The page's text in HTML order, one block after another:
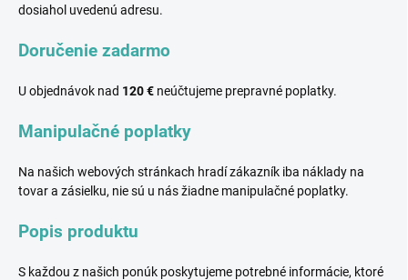
dosiahol uvedenú adresu.
Doručenie zadarmo
U objednávok nad 120€ neúčtujeme prepravné poplatky.
Manipulačné poplatky
Na našich webových stránkach hradí zákazník iba náklady na
tovar a zásielku, nie sú u nás žiadne manipulačné poplatky.
Popis produktu
S každou z našich ponúk poskytujeme potrebné informácie, ktoré